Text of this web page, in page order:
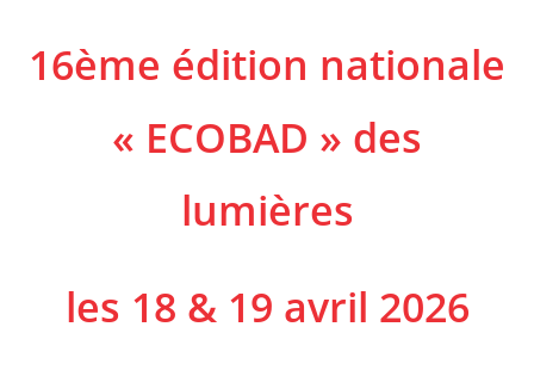
16ème édition nationale
« ECOBAD » des
lumières
les 18 & 19 avril 2026